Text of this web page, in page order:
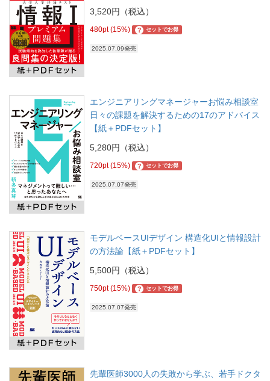
3,520円（税込）
480pt (15%) ? セットでお得
2025.07.09発売
エンジニアリングマネージャーお悩み相談室
日々の課題を解決するための17のアドバイス
【紙＋PDFセット】
5,280円（税込）
720pt (15%) ? セットでお得
2025.07.07発売
モデルベースUIデザイン 構造化UIと情報設計
の方法論【紙＋PDFセット】
5,500円（税込）
750pt (15%) ? セットでお得
2025.07.07発売
先輩医師3000人の失敗から学ぶ、若手ドクタ